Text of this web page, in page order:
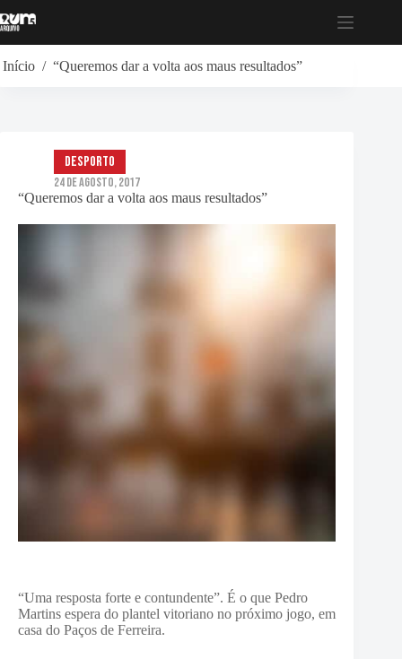
para
Início / “Queremos dar a volta aos maus resultados”
“Queremos dar a volta aos maus resultados”
Desporto
24 de Agosto, 2017
“Uma resposta forte e contundente”. É o que Pedro
Martins espera do plantel vitoriano no próximo jogo, em
casa do Paços de Ferreira.